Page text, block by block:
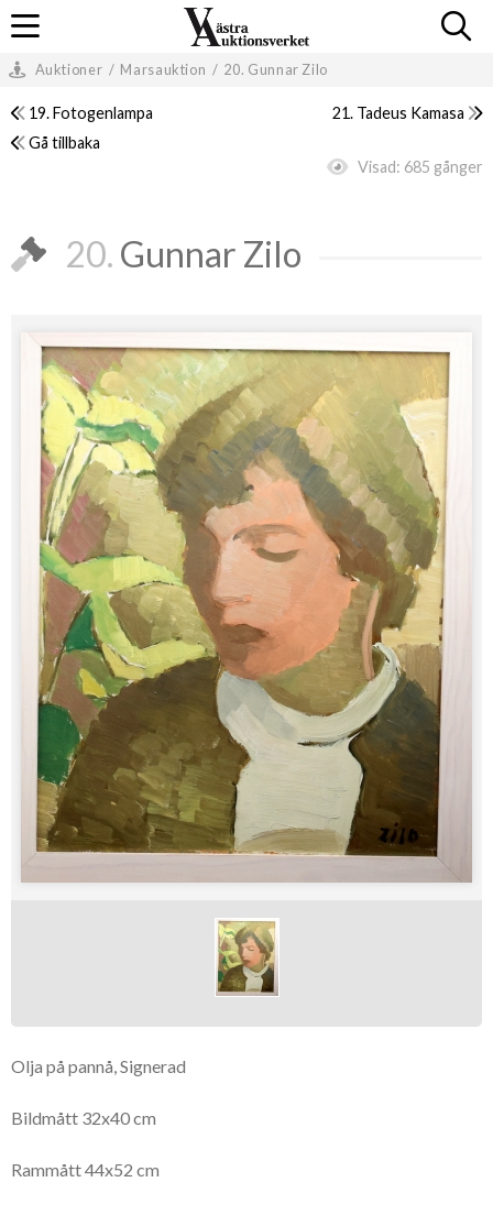
Auktioner / Marsauktion / 20. Gunnar Zilo
19. Fotogenlampa
21. Tadeus Kamasa
Gå tillbaka
Visad: 685 gånger
20. Gunnar Zilo
Olja på pannå, Signerad
Bildmått 32x40 cm
Rammått 44x52 cm